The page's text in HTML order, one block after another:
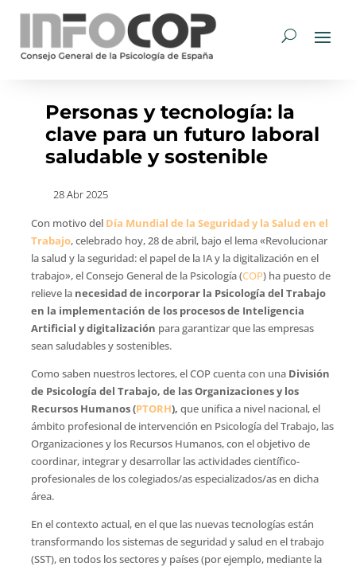
Personas y tecnología: la
clave para un futuro laboral
saludable y sostenible
28 Abr 2025
Con motivo del Día Mundial de la Seguridad y la Salud en el
Trabajo, celebrado hoy, 28 de abril, bajo el lema «Revolucionar
la salud y la seguridad: el papel de la IA y la digitalización en el
trabajo», el Consejo General de la Psicología (COP) ha puesto de
relieve la necesidad de incorporar la Psicología del Trabajo
en la implementación de los procesos de Inteligencia
Artificial y digitalización para garantizar que las empresas
sean saludables y sostenibles.
Como saben nuestros lectores, el COP cuenta con una División
de Psicología del Trabajo, de las Organizaciones y los
Recursos Humanos (PTORH), que unifica a nivel nacional, el
ámbito profesional de intervención en Psicología del Trabajo, las
Organizaciones y los Recursos Humanos, con el objetivo de
coordinar, integrar y desarrollar las actividades científico-
profesionales de los colegiados/as especializados/as en dicha
área.
En el contexto actual, en el que las nuevas tecnologías están
transformando los sistemas de seguridad y salud en el trabajo
(SST), en todos los sectores y países (por ejemplo, mediante la